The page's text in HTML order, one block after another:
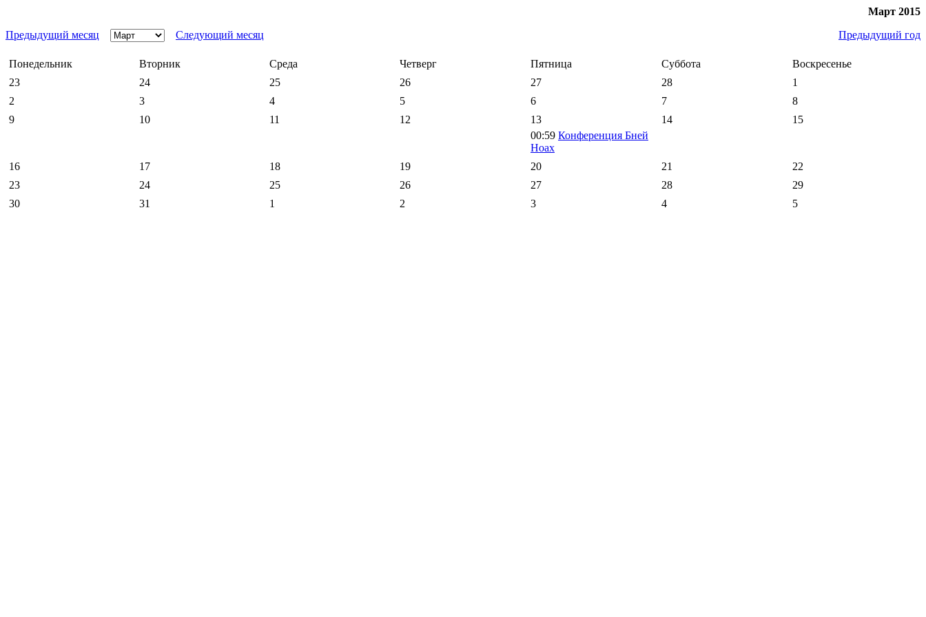
Март 2015
Предыдущий месяц
Следующий месяц Предыдущий год
Понедельник Вторник Среда Четверг Пятница Суббота
Воскресенье
23
24 25 26 27 28
1
2
3 4 5 6 7
8
9
10 11 12
13
00:59 Конференция Бней
Ноах
14 15
16 17 18 19 20 21
22
23
24 25 26 27 28
29
30
31 1 2 3 4 5